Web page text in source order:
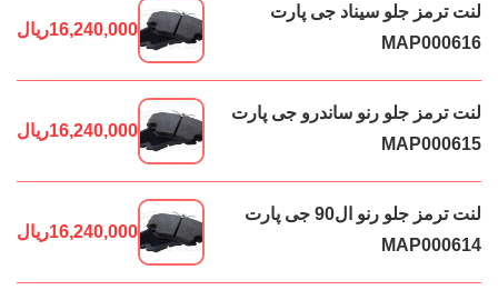
لنت ترمز جلو سیناد جی پارت
MAP000616
16,240,000ریال
لنت ترمز جلو رنو ساندرو جی پارت
MAP000615
16,240,000ریال
لنت ترمز جلو رنو ال90 جی پارت
MAP000614
16,240,000ریال